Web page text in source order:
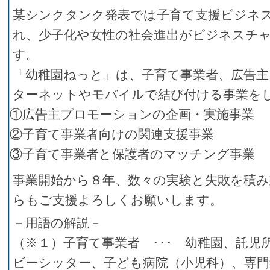
某シンクタンク発表では子育て支援ビジネ
れ、少子化や女性の社会進出がビジネスチ
す。
「幼稚園ねっと」は、子育て事業者、広告
ターネットやモバイルで結び付ける事業を
①広告主プロモーションの企画・実施事業
②子育て事業者向けの関連支援事業
③子育て事業者と保護者のマッチング事業
事業開始から８年、数々の実験と失敗を積
らもご支援よろしくお願いします。
－用語の解説－
（※１）子育て事業者 ･･･ 幼稚園、託児
ビーシッター、子ども病院（小児科）、専